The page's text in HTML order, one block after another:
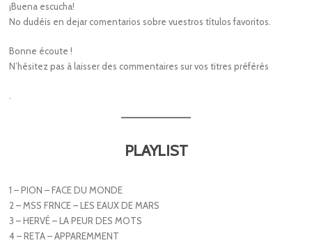
¡Buena escucha!
No dudéis en dejar comentarios sobre vuestros títulos favoritos.
Bonne écoute !
N’hésitez pas à laisser des commentaires sur vos titres préférés
PLAYLIST
1 – PION – FACE DU MONDE
2 – MSS FRNCE – LES EAUX DE MARS
3 – HERVÉ – LA PEUR DES MOTS
4 – RETA – APPAREMMENT